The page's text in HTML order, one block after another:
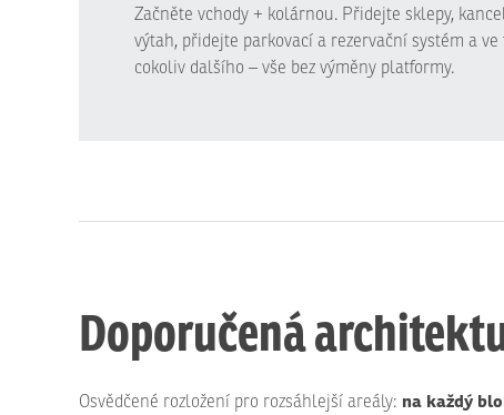
Začněte vchody + kolárnou. Přidejte sklepy,
výtah, přidejte parkovací a rezervační systém a
cokoliv dalšího – vše bez výměny platformy.
Doporučená
Osvědčené rozložení pro rozsáhlejší areály: na každý